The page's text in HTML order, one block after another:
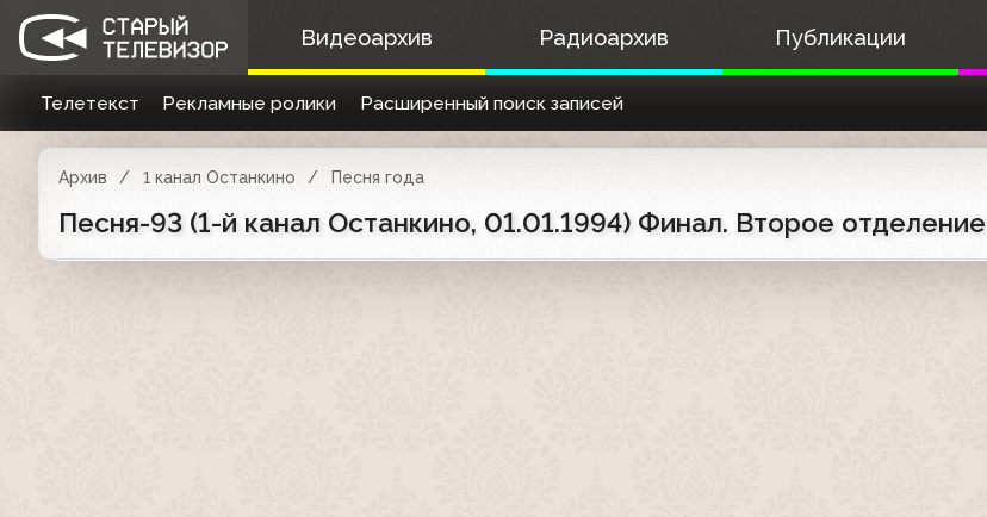
Видеоархив Радиоархив Публикации
Телетекст Рекламные ролики Расширенный поиск записей
Архив 1 канал Останкино Песня года
Песня-93 (1-й канал Останкино, 01.01.1994) Финал. Второе отделение